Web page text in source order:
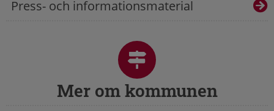
Press- och informationsmaterial
Mer om kommunen